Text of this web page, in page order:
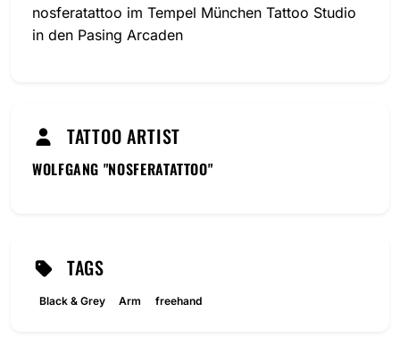
nosferatattoo im Tempel München Tattoo Studio
in den Pasing Arcaden
TATTOO ARTIST
WOLFGANG "NOSFERATATTOO"
TAGS
Black & Grey Arm freehand